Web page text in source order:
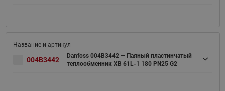
004B3442
Danfoss 004B3442 — Паяный пластинчатый
теплообменник XB 61L-1 180 PN25 G2